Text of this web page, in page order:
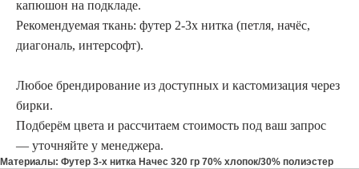
капюшон на подкладе.
Рекомендуемая ткань: футер 2-3х нитка (петля, начёс,
диагональ, интерсофт).
Любое брендирование из доступных и кастомизация через
бирки.
Подберём цвета и рассчитаем стоимость под ваш запрос
— уточняйте у менеджера.
Материалы: Футер 3-х нитка Начес 320 гр 70% хлопок/30% полиэстер